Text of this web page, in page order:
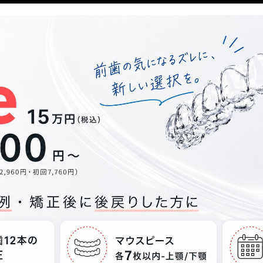
例
クリニックで3Dスキャン・約30分）
受け取る
取り→自宅で矯正開始
間